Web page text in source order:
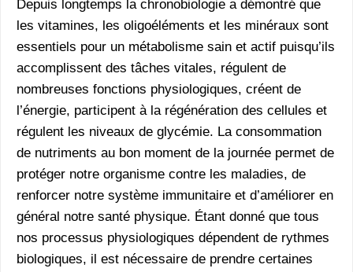
Depuis longtemps la chronobiologie a démontré que
les vitamines, les oligoéléments et les minéraux sont
essentiels pour un métabolisme sain et actif puisqu’ils
accomplissent des tâches vitales, régulent de
nombreuses fonctions physiologiques, créent de
l’énergie, participent à la régénération des cellules et
régulent les niveaux de glycémie. La consommation
de nutriments au bon moment de la journée permet de
protéger notre organisme contre les maladies, de
renforcer notre système immunitaire et d’améliorer en
général notre santé physique. Étant donné que tous
nos processus physiologiques dépendent de rythmes
biologiques, il est nécessaire de prendre certaines